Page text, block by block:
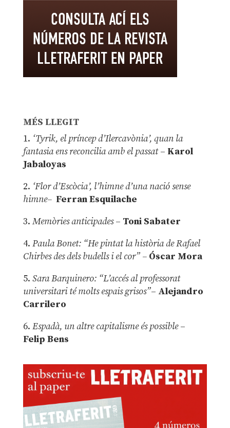
MÉS LLEGIT
1. ‘Tyrik, el príncep d’Ilercavònia’, quan la
fantasia ens reconcilia amb el passat– Karol
Jabaloyas
2. ‘Flor d’Escòcia’, l’himne d’una nació sense
himne– Ferran Esquilache
3. Memòries anticipades– Toni Sabater
4. Paula Bonet: “He pintat la història de Rafael
Chirbes des dels budells i el cor” –Óscar Mora
5. Sara Barquinero: “L’accés al professorat
universitari té molts espais grisos”– Alejandro
Carrilero
6. Espadà, un altre capitalisme és possible –
Felip Bens